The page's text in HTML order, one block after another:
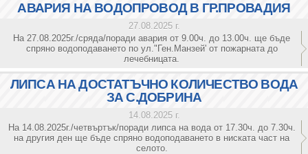
АВАРИЯ НА ВОДОПРОВОД В ГР.ПРОВАДИЯ
27.08.2025 г.
На 27.08.2025г./сряда/поради авария от 9.00ч. до 13.00ч. ще бъде
спряно водоподаването по ул."Ген.Манзей' от пожарната до
лечебницата.
ЛИПСА НА ДОСТАТЪЧНО КОЛИЧЕСТВО ВОДА
ЗА С.ДОБРИНА
14.08.2025 г.
На 14.08.2025г./четвъртък/поради липса на вода от 17.30ч. до 7.30ч.
на другия ден ще бъде спряно водоподаването в ниската част на
селото.